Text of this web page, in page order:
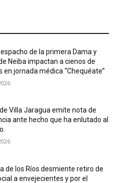
de la primera Dama y
Neiba impactan a cienos de
en jornada médica “Chequéate”
Villa Jaragua emite nota de
ante hecho que ha enlutado al
de los Ríos desmiente retiro de
a envejecientes y por el